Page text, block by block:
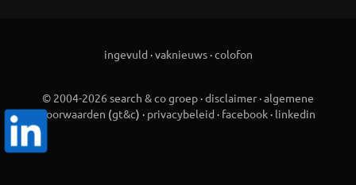
ingevuld ·vaknieuws·colofon
© 2004-2026 search & co groep ·disclaimer ·algemene
voorwaarden (gt&c) · privacybeleid · facebook · linkedin